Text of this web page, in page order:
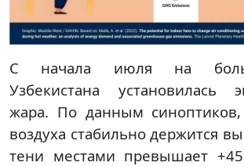
С начала июля на
Узбекистана установилась
жара. По данным синоптиков,
воздуха стабильно держится
тени местами превышает +45